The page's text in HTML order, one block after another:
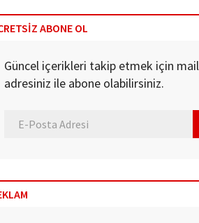
ABONE OL
Güncel içerikleri takip etmek için mail
adresiniz ile abone olabilirsiniz.